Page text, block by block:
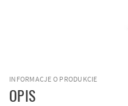
INFORMACJE O PRODUKCIE
OPIS